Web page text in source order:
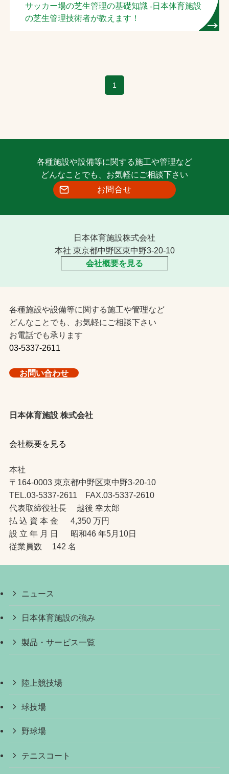
サッカー場の芝生管理の基礎知識 -日本体育施設
の芝生管理技術者が教えます！
1
各種施設や設備等に関する施工や管理など
どんなことでも、お気軽にご相談下さい
お問合せ
日本体育施設株式会社
本社 東京都中野区東中野3-20-10
会社概要を見る
各種施設や設備等に関する施工や管理など
どんなことでも、お気軽にご相談下さい
お電話でも承ります
03-5337-2611
お問い合わせ
日本体育施設 株式会社
会社概要を見る
本社
〒164-0003 東京都中野区東中野3-20-10
TEL.03-5337-2611 FAX.03-5337-2610
代表取締役社長 越後 幸太郎
払 込 資 本 金 4,350 万円
設 立 年 月 日 昭和46 年5月10日
従業員数 142 名
ニュース
日本体育施設の強み
製品・サービス一覧
陸上競技場
球技場
野球場
テニスコート